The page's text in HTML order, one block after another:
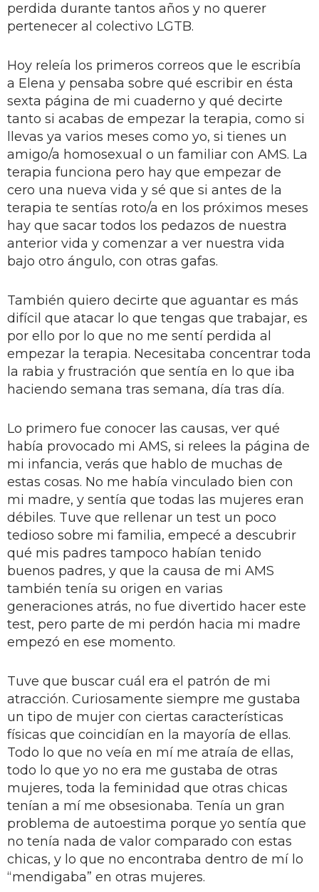
perdida durante tantos años y no querer
pertenecer al colectivo LGTB.
Hoy releía los primeros correos que le escribía
a Elena y pensaba sobre qué escribir en ésta
sexta página de mi cuaderno y qué decirte
tanto si acabas de empezar la terapia, como si
llevas ya varios meses como yo, si tienes un
amigo/a homosexual o un familiar con AMS. La
terapia funciona pero hay que empezar de
cero una nueva vida y sé que si antes de la
terapia te sentías roto/a en los próximos meses
hay que sacar todos los pedazos de nuestra
anterior vida y comenzar a ver nuestra vida
bajo otro ángulo, con otras gafas.
También quiero decirte que aguantar es más
difícil que atacar lo que tengas que trabajar, es
por ello por lo que no me sentí perdida al
empezar la terapia. Necesitaba concentrar toda
la rabia y frustración que sentía en lo que iba
haciendo semana tras semana, día tras día.
Lo primero fue conocer las causas, ver qué
había provocado mi AMS, si relees la página de
mi infancia, verás que hablo de muchas de
estas cosas. No me había vinculado bien con
mi madre, y sentía que todas las mujeres eran
débiles. Tuve que rellenar un test un poco
tedioso sobre mi familia, empecé a descubrir
qué mis padres tampoco habían tenido
buenos padres, y que la causa de mi AMS
también tenía su origen en varias
generaciones atrás, no fue divertido hacer este
test, pero parte de mi perdón hacia mi madre
empezó en ese momento.
Tuve que buscar cuál era el patrón de mi
atracción. Curiosamente siempre me gustaba
un tipo de mujer con ciertas características
físicas que coincidían en la mayoría de ellas.
Todo lo que no veía en mí me atraía de ellas,
todo lo que yo no era me gustaba de otras
mujeres, toda la feminidad que otras chicas
tenían a mí me obsesionaba. Tenía un gran
problema de autoestima porque yo sentía que
no tenía nada de valor comparado con estas
chicas, y lo que no encontraba dentro de mí lo
“mendigaba” en otras mujeres.